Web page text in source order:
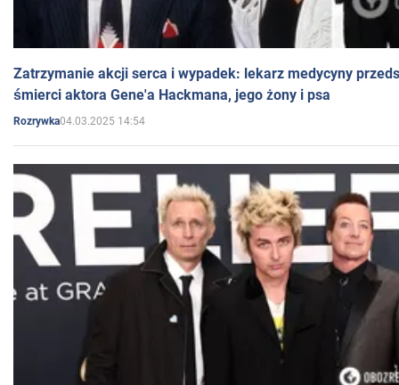
Zatrzymanie akcji serca i wypadek: lekarz medycyny
śmierci aktora Gene'a Hackmana, jego żony i psa
Rozrywka04.03.2025 14:54